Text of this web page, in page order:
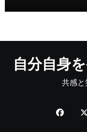
自分自身
共感と